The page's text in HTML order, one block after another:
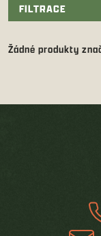
FILTRACE
Žádné produkty